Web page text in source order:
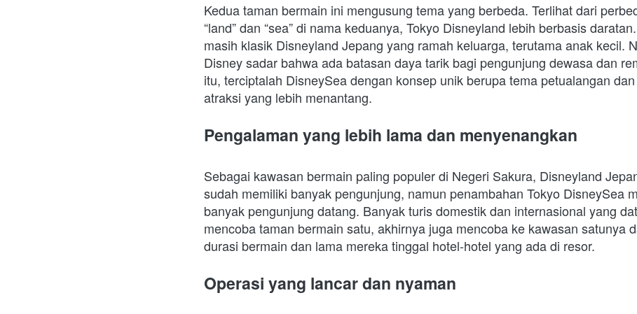
Kedua taman bermain ini mengusung tema yang berbeda. Terlihat dari
“land” dan “sea” di nama keduanya, Tokyo Disneyland lebih berbasis
masih klasik Disneyland Jepang yang ramah keluarga, terutama anak kecil.
Disney sadar bahwa ada batasan daya tarik bagi pengunjung dewasa dan
itu, terciptalah DisneySea dengan konsep unik berupa tema petualangan
atraksi yang lebih menantang.
Pengalaman yang lebih lama dan menyenangkan
Sebagai kawasan bermain paling populer di Negeri Sakura, Disneyland
sudah memiliki banyak pengunjung, namun penambahan Tokyo DisneySea
banyak pengunjung datang. Banyak turis domestik dan internasional yang
mencoba taman bermain satu, akhirnya juga mencoba ke kawasan satunya
durasi bermain dan lama mereka tinggal hotel-hotel yang ada di resor.
Operasi yang lancar dan nyaman